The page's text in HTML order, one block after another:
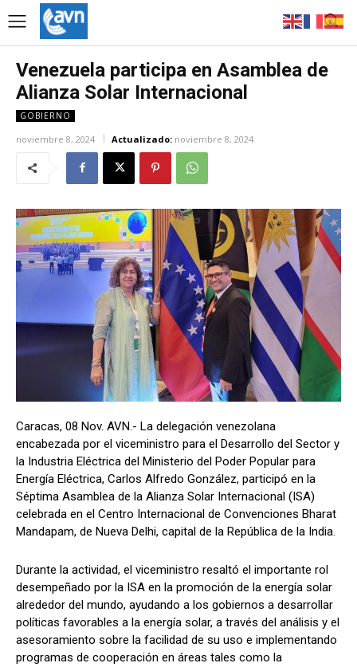
Venezuela participa en Asamblea de
Alianza Solar Internacional
GOBIERNO
noviembre 8, 2024 Actualizado: noviembre 8, 2024
Caracas, 08 Nov. AVN.- La delegación venezolana
encabezada por el viceministro para el Desarrollo del Sector y
la Industria Eléctrica del Ministerio del Poder Popular para
Energía Eléctrica, Carlos Alfredo González, participó en la
Séptima Asamblea de la Alianza Solar Internacional (ISA)
celebrada en el Centro Internacional de Convenciones Bharat
Mandapam, de Nueva Delhi, capital de la República de la India.
Durante la actividad, el viceministro resaltó el importante rol
desempeñado por la ISA en la promoción de la energía solar
alrededor del mundo, ayudando a los gobiernos a desarrollar
políticas favorables a la energía solar, a través del análisis y el
asesoramiento sobre la facilidad de su uso e implementando
programas de cooperación en áreas tales como la